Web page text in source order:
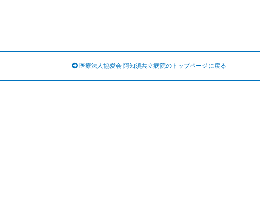
医療法人協愛会 阿知須共立病院のトップページに戻る